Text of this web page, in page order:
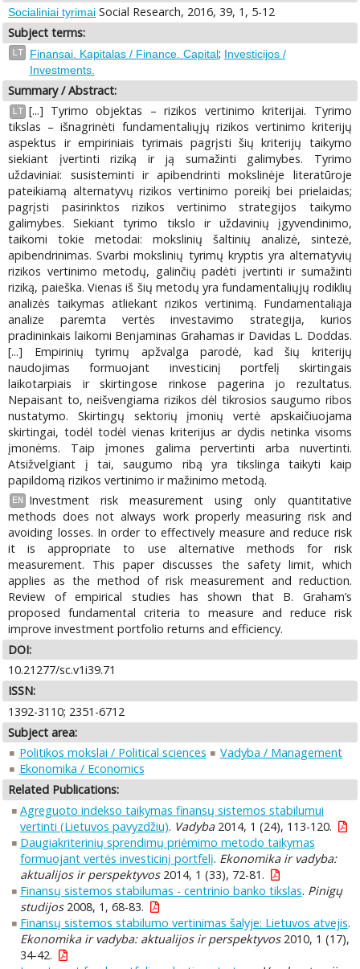
Socialiniai tyrimai Social Research, 2016, 39, 1, 5-12
Subject terms:
LT Finansai. Kapitalas / Finance. Capital; Investicijos /
Investments.
Summary / Abstract:
LT [...] Tyrimo objektas – rizikos vertinimo kriterijai. Tyrimo
tikslas – išnagrinėti fundamentaliųjų rizikos vertinimo kriterijų
aspektus ir empiriniais tyrimais pagrįsti šių kriterijų taikymo
siekiant įvertinti riziką ir ją sumažinti galimybes. Tyrimo
uždaviniai: susisteminti ir apibendrinti mokslinėje literatūroje
pateikiamą alternatyvų rizikos vertinimo poreikį bei prielaidas;
pagrįsti pasirinktos rizikos vertinimo strategijos taikymo
galimybes. Siekiant tyrimo tikslo ir uždavinių įgyvendinimo,
taikomi tokie metodai: mokslinių šaltinių analizė, sintezė,
apibendrinimas. Svarbi mokslinių tyrimų kryptis yra alternatyvių
rizikos vertinimo metodų, galinčių padėti įvertinti ir sumažinti
riziką, paieška. Vienas iš šių metodų yra fundamentaliųjų rodiklių
analizės taikymas atliekant rizikos vertinimą. Fundamentaliąja
analize paremta vertės investavimo strategija, kurios
pradininkais laikomi Benjaminas Grahamas ir Davidas L. Doddas.
[...] Empirinių tyrimų apžvalga parodė, kad šių kriterijų
naudojimas formuojant investicinį portfelį skirtingais
laikotarpiais ir skirtingose rinkose pagerina jo rezultatus.
Nepaisant to, neišvengiama rizikos dėl tikrosios saugumo ribos
nustatymo. Skirtingų sektorių įmonių vertė apskaičiuojama
skirtingai, todėl todėl vienas kriterijus ar dydis netinka visoms
įmonėms. Taip įmones galima pervertinti arba nuvertinti.
Atsižvelgiant į tai, saugumo ribą yra tikslinga taikyti kaip
papildomą rizikos vertinimo ir mažinimo metodą.
EN
Investment risk measurement using only quantitative
methods does not always work properly measuring risk and
avoiding losses. In order to effectively measure and reduce risk
it is appropriate to use alternative methods for risk
measurement. This paper discusses the safety limit, which
applies as the method of risk measurement and reduction.
Review of empirical studies has shown that B. Graham’s
proposed fundamental criteria to measure and reduce risk
improve investment portfolio returns and efficiency.
DOI:
10.21277/sc.v1i39.71
ISSN:
1392-3110; 2351-6712
Subject area:
Politikos mokslai / Political sciences
Vadyba / Management
Ekonomika / Economics
Related Publications:
Agreguoto indekso taikymas finansų sistemos stabilumui
vertinti (Lietuvos pavyzdžiu). Vadyba2014, 1 (24), 113-120.
Daugiakriterinių sprendimų priėmimo metodo taikymas
formuojant vertės investicinį portfelį. Ekonomika ir vadyba:
aktualijos ir perspektyvos2014, 1 (33), 72-81.
Finansų sistemos stabilumas - centrinio banko tikslas. Pinigų
studijos2008, 1, 68-83.
Finansų sistemos stabilumo vertinimas šalyje: Lietuvos atvejis.
Ekonomika ir vadyba: aktualijos ir perspektyvos2010, 1 (17),
34-42.